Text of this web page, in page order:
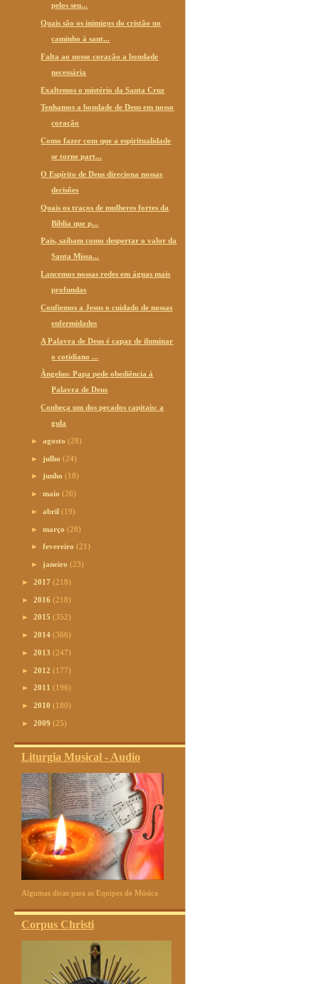
pelos seu...
Quais são os inimigos do cristão no
caminho à sant...
Falta ao nosso coração a bondade
necessária
Exaltemos o mistério da Santa Cruz
Tenhamos a bondade de Deus em nosso
coração
Como fazer com que a espiritualidade
se torne part...
O Espírito de Deus direciona nossas
decisões
Quais os traços de mulheres fortes da
Bíblia que p...
Pais, saibam como despertar o valor da
Santa Missa...
Lancemos nossas redes em águas mais
profundas
Confiemos a Jesus o cuidado de nossas
enfermidades
A Palavra de Deus é capaz de iluminar
o cotidiano ...
Ângelus: Papa pede obediência à
Palavra de Deus
Conheça um dos pecados capitais: a
gula
►agosto(28)
► julho(24)
► junho(18)
►maio(26)
►abril(19)
►março(28)
►fevereiro(21)
► janeiro(23)
► 2017 (218)
► 2016 (218)
► 2015 (352)
► 2014 (366)
► 2013 (247)
► 2012 (177)
► 2011 (196)
► 2010 (180)
► 2009 (25)
Liturgia Musical - Audio
Algumas dicas para as Equipes de Música
Corpus Christi